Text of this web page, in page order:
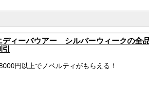
ディーバウアー シルバーウィークの全
円以上でノベルティがもらえる！